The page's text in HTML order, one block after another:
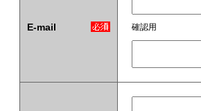
E-mail 確認用